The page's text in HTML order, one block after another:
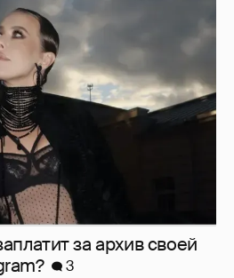
за архив своей
3